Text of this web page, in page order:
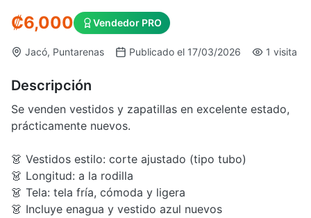
₡6,000 Vendedor PRO
Jacó, Puntarenas Publicado el 17/03/2026 1 visita
Descripción
Se venden vestidos y zapatillas en excelente estado,
prácticamente nuevos.
👗 Vestidos estilo: corte ajustado (tipo tubo)
👗 Longitud: a la rodilla
👗 Tela: tela fría, cómoda y ligera
👗 Incluye enagua y vestido azul nuevos